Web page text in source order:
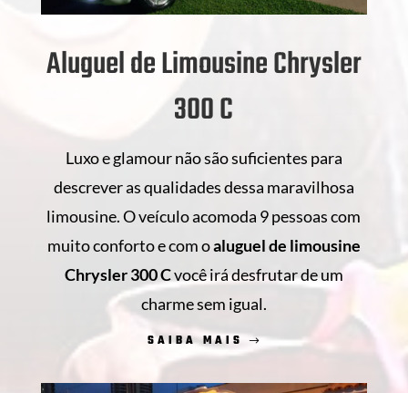
Aluguel de Limousine Chrysler
300 C
Luxo e glamour não são suficientes para
descrever as qualidades dessa maravilhosa
limousine. O veículo acomoda 9 pessoas com
muito conforto e com oaluguel de limousine
Chrysler 300 Cvocê irá desfrutar de um
charme sem igual.
SAIBA MAIS